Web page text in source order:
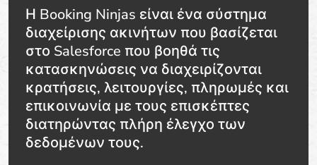
Η Booking Ninjas είναι ένα σύστημα
διαχείρισης ακινήτων που βασίζεται
στο Salesforce που βοηθά τις
κατασκηνώσεις να διαχειρίζονται
κρατήσεις, λειτουργίες, πληρωμές και
επικοινωνία με τους επισκέπτες
διατηρώντας πλήρη έλεγχο των
δεδομένων τους.